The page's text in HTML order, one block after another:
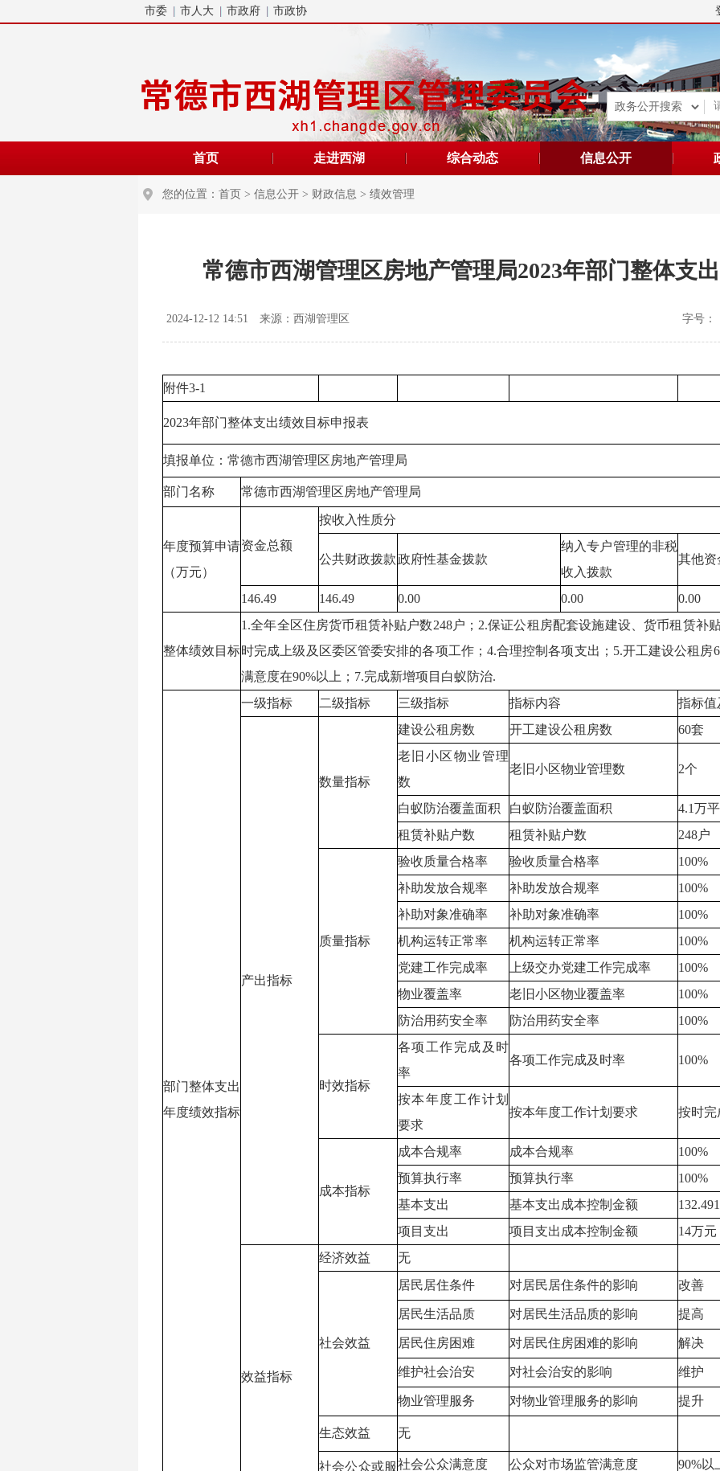
市委 市人大 市政府 市政协
首页 走进西湖 综合动态 信息公开
您的位置： 首页 > 信息公开 > 财政信息 > 绩效管理
常德市西湖管理区房地产管理局2023年部门整体支
2024-12-12 14:51 来源：西湖管理区 字号：
附件3-1
2023年部门整体支出绩效目标申报表
填报单位：常德市西湖管理区房地产管理局
部门名称 常德市西湖管理区房地产管理局
年度预算申请
（万元）
资金总额
按收入性质分
公共财政拨款政府性基金拨款
纳入专户管理的非税
收入拨款
其他资
146.49 146.49 0.00 0.00 0.00
整体绩效目标
1.全年全区住房货币租赁补贴户数248户；2.保证公租房配套设施建设、货币租赁补
时完成上级及区委区管委安排的各项工作；4.合理控制各项支出；5.开工建设公租房
满意度在90%以上；7.完成新增项目白蚁防治.
部门整体支出
年度绩效指标
一级指标 二级指标 三级指标 指标内容 指标值
产出指标
数量指标
建设公租房数 开工建设公租房数
60套
老旧小区物业管理
数
老旧小区物业管理数 2个
白蚁防治覆盖面积 白蚁防治覆盖面积
4.1万
租赁补贴户数
租赁补贴户数 248户
质量指标
验收质量合格率 验收质量合格率
100%
补助发放合规率
补助发放合规率
100%
补助对象准确率
补助对象准确率
100%
机构运转正常率
机构运转正常率
100%
党建工作完成率
上级交办党建工作完成率
100%
物业覆盖率
老旧小区物业覆盖率
100%
防治用药安全率
防治用药安全率 100%
时效指标
各项工作完成及时
率
各项工作完成及时率 100%
按本年度工作计划
要求
按本年度工作计划要求 按时完
成本指标
成本合规率 成本合规率
100%
预算执行率
预算执行率
100%
基本支出
基本支出成本控制金额
项目支出
项目支出成本控制金额 14万元
效益指标
经济效益 无
社会效益
居民居住条件 对居民居住条件的影响 改善
居民生活品质 对居民生活品质的影响 提高
居民住房困难 对居民住房困难的影响 解决
维护社会治安 对社会治安的影响 维护
物业管理服务 对物业管理服务的影响 提升
生态效益 无
社会公众或服社会公众满意度 公众对市场监管满意度 90%以